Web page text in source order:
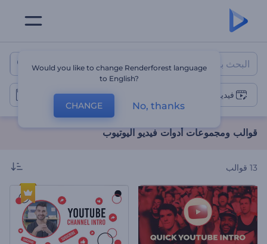
قوالب ومجموعات أدوات فيديو
فيديوهات اليوتيوب
قوالب ومجموعات أدوات فيديو اليوتيوب
13 قوالب
Would you like to change Renderforest language
to English?
CHANGE No, thanks